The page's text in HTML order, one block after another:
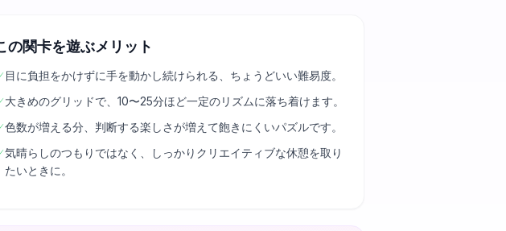
の関卡を遊ぶメリット
目に負担をかけずに手を動かし続けられる、ちょうどいい難易度。
大きめのグリッドで、10〜25分ほど一定のリズムに落ち着けます。
色数が増える分、判断する楽しさが増えて飽きにくいパズルです。
気晴らしのつもりではなく、しっかりクリエイティブな休憩を取り
たいときに。